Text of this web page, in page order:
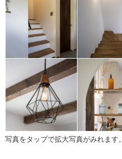
写真をタップで拡大写真がみれます。